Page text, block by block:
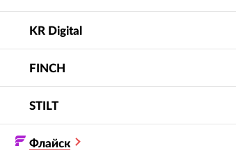
KR Digital
FINCH
STILT
Флайск